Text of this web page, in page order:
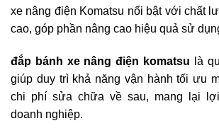
xe nâng điện Komatsu nổi bật với chất
cao, góp phần nâng cao hiệu quả sử
đắp bánh xe nâng điện komatsu là
giúp duy trì khả năng vận hành tối ưu
chi phí sửa chữa về sau, mang lại
doanh nghiệp.